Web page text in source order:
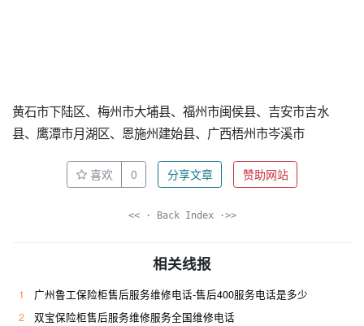
黄石市下陆区、梅州市大埔县、福州市闽侯县、吉安市吉水
县、鹰潭市月湖区、恩施州建始县、广西梧州市岑溪市
喜欢 0 分享文章 赞助网站
<< · Back Index ·>>
相关线报
1
广州鲁工保险柜售后服务维修电话-售后400服务电话是多少
2
双宝保险柜售后服务维修服务全国维修电话